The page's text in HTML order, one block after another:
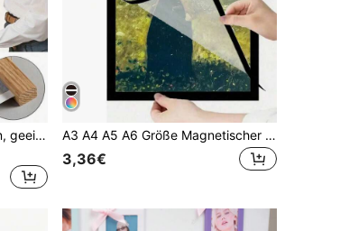
1 Stück Holz-Magnetrahmen, geeignet für Poster, Drucke, Fotos, Zeichnungen, Karten, Rollen und Leinwandkunst. Kann als hängende Rolle, Massivholzrahmen, Hängerahmen, beweglicher Posterrahmen, Sandelholz-Rollbild-Herzrahmen oder als Geschenk zum Geburtstag/Abschluss verwendet werden.
A3 A4 A5 A6 Größe Magnetischer Fotorahmen Posterrahmen, selbstklebender magnetischer Fotorahmen, magnetischer Wandhänger Fotorahmen, austauschbarer Wandhänger Fotorahmen, magnetischer Posterhalter, geeignet zum Ausstellen von Gemälden, geeignet für Kühlschrank, perfekt zum Ausstellen von Fotos, Notizen und Kunstwerken, langanhaltend und einfach zu verwenden, kann an glatten Oberflächen befestigt werden, Geburtstags- und Abschlussgeschenk
3,36€